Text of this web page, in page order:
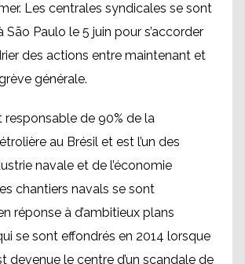
Les centrales syndicales se sont
São Paulo le 5 juin pour s’accorder
des actions entre maintenant et
générale.
responsable de 90% de la
au Brésil et est l’un des
navale et de l’économie
chantiers navals se sont
réponse à d’ambitieux plans
se sont effondrés en 2014 lorsque
devenue le centre d’un scandale de